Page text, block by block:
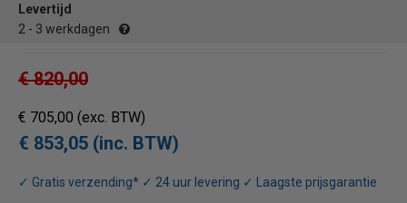
Levertijd
2 - 3 werkdagen
€ 820,00
€ 705,00 (exc. BTW)
€ 853,05 (inc. BTW)
✓ Gratis verzending* ✓ 24 uur levering ✓ Laagste prijsgarantie